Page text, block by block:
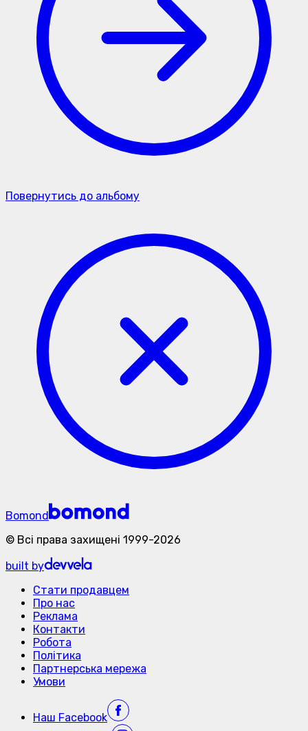
Повернутись до альбому
Bomond
© Всі права захищені 1999-2026
built by
Стати продавцем
Про нас
Реклама
Контакти
Робота
Політика
Партнерська мережа
Умови
Наш Facebook